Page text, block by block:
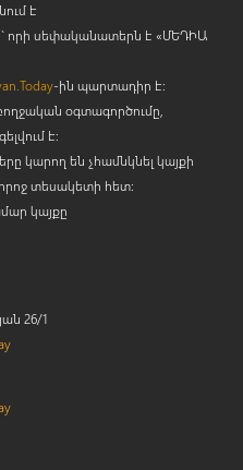
է
որի սեփականատերն է «ՄԵԴԻԱ
-ին պարտադիր է:
օգտագործումը,
է:
կարող են չհամնկնել կայքի
տեսակետի հետ:
կայքը
26/1